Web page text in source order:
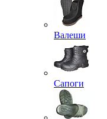
Валеши
Сапоги